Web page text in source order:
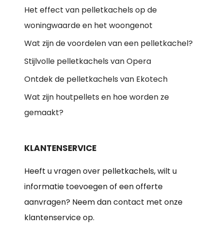
Het effect van pelletkachels op de
woningwaarde en het woongenot
Wat zijn de voordelen van een pelletkachel?
Stijlvolle pelletkachels van Opera
Ontdek de pelletkachels van Ekotech
Wat zijn houtpellets en hoe worden ze
gemaakt?
KLANTENSERVICE
Heeft u vragen over pelletkachels, wilt u
informatie toevoegen of een offerte
aanvragen? Neem dan contact met onze
klantenservice op.